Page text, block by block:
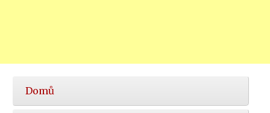
Hlavní
nabídka
Domů